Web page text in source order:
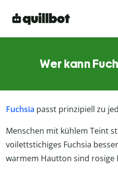
Wer kann
Fuchsia passt prinzipiell zu
Menschen mit kühlem Teint
voilettstichiges Fuchsia
warmem Hautton sind rosige